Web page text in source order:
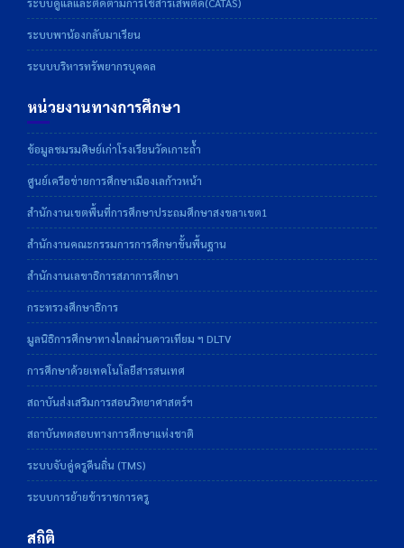
ระบบพาน้องกลับมาเรียน
ระบบบริหารทรัพยากรบุคคล
หน่วยงานทางการศึกษา
ข้อมูลชมรมศิษย์เก่าโรงเรียนวัดเกาะถ้ำ
ศูนย์เครือข่ายการศึกษาเมืองเลก้าวหน้า
สำนักงานเขตพื้นที่การศึกษาประถมศึกษาสงขลาเขต1
สำนักงานคณะกรรมการการศึกษาขั้นพื้นฐาน
สำนักงานเลขาธิการสภาการศึกษา
กระทรวงศึกษาธิการ
มูลนิธิการศึกษาทางไกลผ่านดาวเทียม ฯ DLTV
การศึกษาด้วยเทคโนโลยีสารสนเทศ
สถาบันส่งเสริมการสอนวิทยาศาสตร์ฯ
สถาบันทดสอบทางการศึกษาแห่งชาติ
ระบบจับคู่ครูคืนถิ่น (TMS)
ระบบการย้ายข้าราชการครู
สถิติ